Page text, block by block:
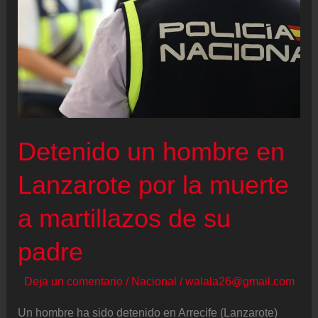
Detenido un hombre en
Lanzarote por la muerte
a martillazos de su
padre
Deja un comentario / Nacional /walala26@gmail.com
Un hombre ha sido detenido en Arrecife (Lanzarote)